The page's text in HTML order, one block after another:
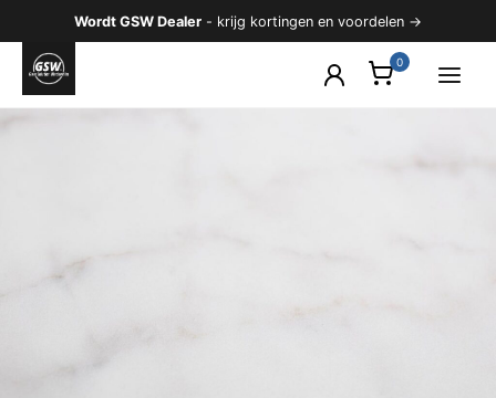
naar
inhoud
Wordt GSW Dealer - krijg kortingen en voordelen →